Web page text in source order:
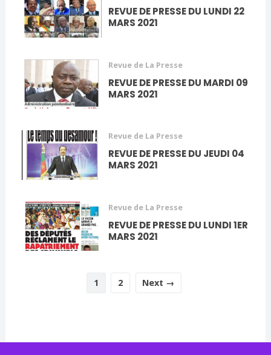
REVUE DE PRESSE DU LUNDI 22
MARS 2021
Revue de La Presse
REVUE DE PRESSE DU MARDI 09
MARS 2021
Revue de La Presse
REVUE DE PRESSE DU JEUDI 04
MARS 2021
Revue de La Presse
REVUE DE PRESSE DU LUNDI 1ER
MARS 2021
1 2 Next →